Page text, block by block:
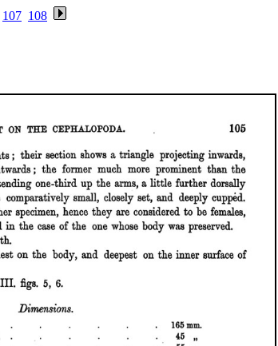
107 108